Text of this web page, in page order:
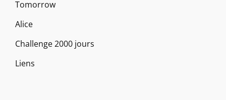
Tomorrow
Alice
Challenge 2000 jours
Liens